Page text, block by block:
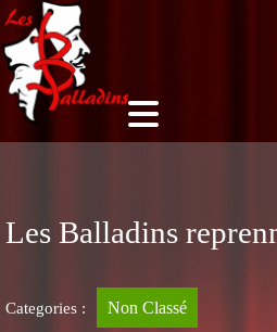
Les Balladins
Categories : Non Classé